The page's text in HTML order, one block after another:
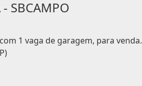
SBCAMPO
1 vaga de garagem, para venda.